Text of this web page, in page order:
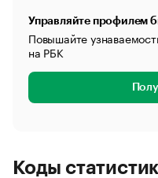
Управляйте профилем
Повышайте
на РБК
Коды